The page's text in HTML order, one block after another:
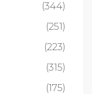
(344)
(251)
(223)
(315)
(175)